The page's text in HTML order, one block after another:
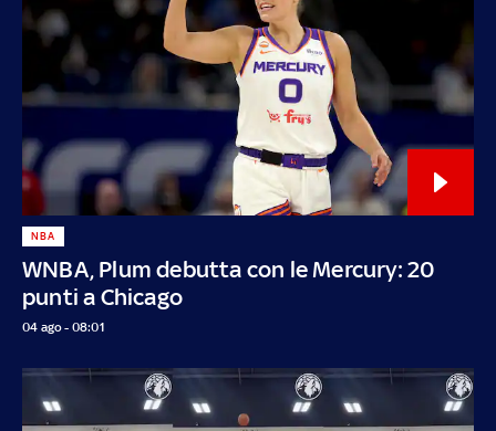
WNBA, Plum debutta con le Mercury: 20
punti a Chicago
NBA
04 ago - 08:01